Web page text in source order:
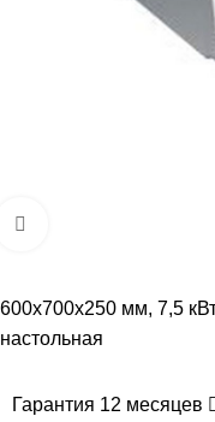
600х700х250 мм, 7,5
настольная
Гарантия 12 месяцев